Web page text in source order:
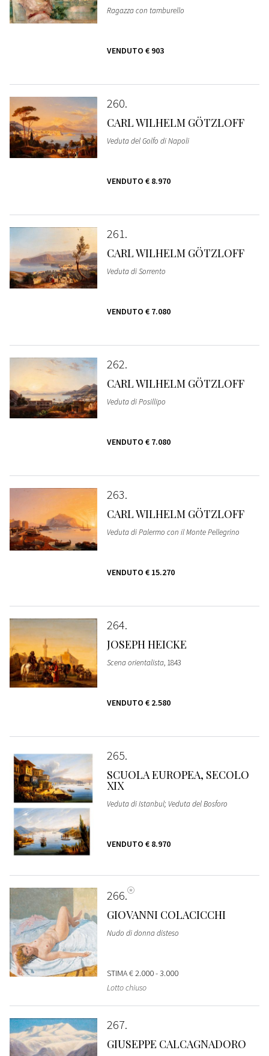
Ragazza con tamburello
VENDUTO € 903
260
CARL WILHELM GÖTZLOFF
Veduta del Golfo di Napoli
VENDUTO € 8.970
261
CARL WILHELM GÖTZLOFF
Veduta di Sorrento
VENDUTO € 7.080
262
CARL WILHELM GÖTZLOFF
Veduta di Posillipo
VENDUTO € 7.080
263
CARL WILHELM GÖTZLOFF
Veduta di Palermo con il Monte Pellegrino
VENDUTO € 15.270
264
JOSEPH HEICKE
Scena orientalista, 1843
VENDUTO € 2.580
265
SCUOLA EUROPEA, SECOLO
XIX
Veduta di Istanbul; Veduta del Bosforo
VENDUTO € 8.970
266
GIOVANNI COLACICCHI
Nudo di donna disteso
STIMA€ 2.000 - 3.000
Lotto chiuso
267
GIUSEPPE CALCAGNADORO